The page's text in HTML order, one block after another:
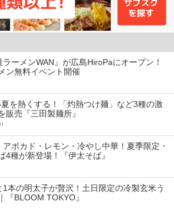
ーメンWAN』が広島HiroPaにオープン！
ン無料イベント開催
を熱くする！「灼熱つけ麺」など3種の激
販売『三田製麺所』
ボカド・レモン・冷やし中華！夏季限定・
4種が新登場！『伊太そば』
本の明太子が贅沢！土日限定の冷製玄米う
『BLOOM TOKYO』